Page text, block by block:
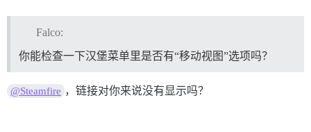
Falco:
你能检查一下汉堡菜单里是否有“移动视图”选项吗？
@Steamfire ，链接对你来说没有显示吗？